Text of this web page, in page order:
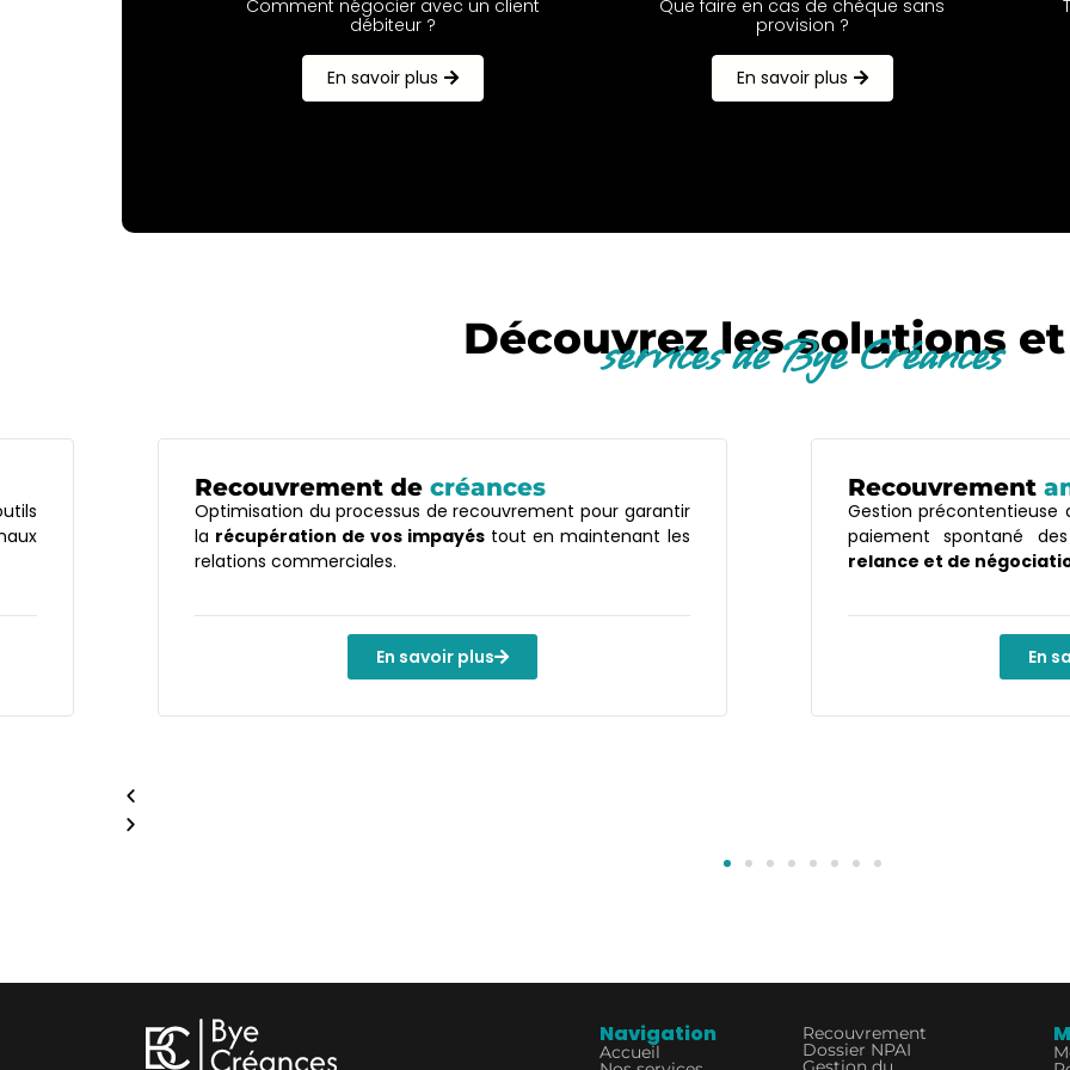
Comment négocier avec un client
débiteur ?
En savoir plus
Que faire en cas de chèque sans
provision ?
En savoir plus
Découvrez les solutions
services de Bye Créances
Recouvrement de créances
Optimisation du processus de recouvrement pour garantir
la récupération de vos impayés tout en maintenant les
relations commerciales.
En savoir plus
Recouvrement
Gestion précontentieuse
paiement spontané
relance et de
En
Navigation
Accueil
Recouvrement
Dossier NPAI